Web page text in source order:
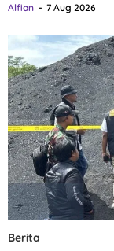
Alfian 7 Aug 2026
Berita